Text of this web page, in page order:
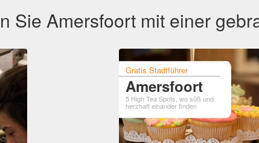
Sie Amersfoort mit einer
Gratis Stadtführer
Amersfoort
5 High Tea Spots, wo süß und
herzhaft einander finden